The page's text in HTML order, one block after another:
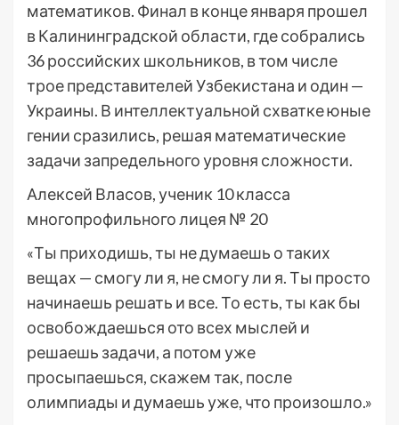
математиков. Финал в конце января прошел
в Калининградской области, где собрались
36 российских школьников, в том числе
трое представителей Узбекистана и один —
Украины. В интеллектуальной схватке юные
гении сразились, решая математические
задачи запредельного уровня сложности.
Алексей Власов, ученик 10 класса
многопрофильного лицея № 20
«Ты приходишь, ты не думаешь о таких
вещах — смогу ли я, не смогу ли я. Ты просто
начинаешь решать и все. То есть, ты как бы
освобождаешься ото всех мыслей и
решаешь задачи, а потом уже
просыпаешься, скажем так, после
олимпиады и думаешь уже, что произошло.»